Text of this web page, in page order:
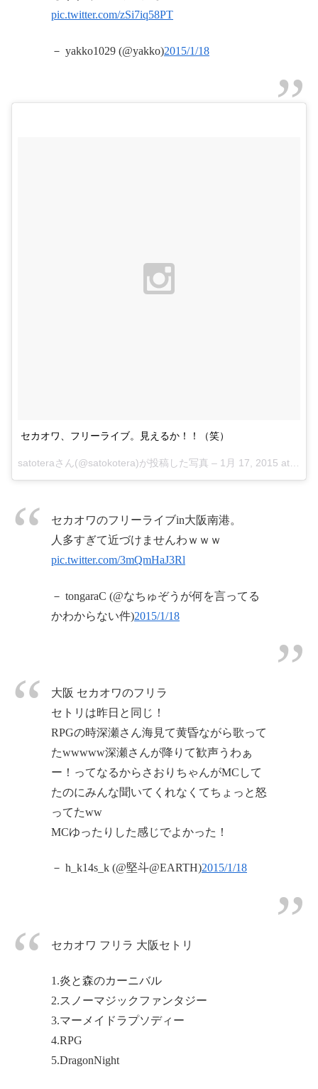
pic.twitter.com/zSi7iq58PT
－ yakko1029 (@yakko)2015/1/18
セカオワ、フリーライブ。見えるか！！（笑）
satoteraさん(@satokotera)が投稿した写真 – 1月 17, 2015 at 9:03午後 PST
セカオワのフリーライブin大阪南港。
人多すぎて近づけませんわｗｗｗ
pic.twitter.com/3mQmHaJ3Rl
－ tongaraC (@なちゅぞうが何を言ってる
かわからない件)2015/1/18
大阪 セカオワのフリラ
セトリは昨日と同じ！
RPGの時深瀬さん海見て黄昏ながら歌って
たwwwww深瀬さんが降りて歓声うわぁ
ー！ってなるからさおりちゃんがMCして
たのにみんな聞いてくれなくてちょっと怒
ってたww
MCゆったりした感じでよかった！
－ h_k14s_k (@堅斗@EARTH)2015/1/18
セカオワ フリラ 大阪セトリ
1.炎と森のカーニバル
2.スノーマジックファンタジー
3.マーメイドラプソディー
4.RPG
5.DragonNight